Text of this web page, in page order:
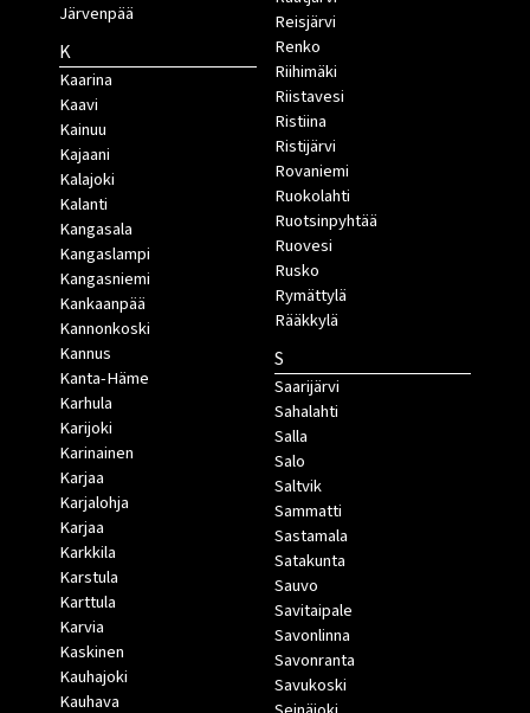
Järvenpää
K
Kaarina
Kaavi
Kainuu
Kajaani
Kalajoki
Kalanti
Kangasala
Kangaslampi
Kangasniemi
Kankaanpää
Kannonkoski
Kannus
Kanta-Häme
Karhula
Karijoki
Karinainen
Karjaa
Karjalohja
Karjaa
Karkkila
Karstula
Karttula
Karvia
Kaskinen
Kauhajoki
Kauhava
Reisjärvi
Renko
Riihimäki
Riistavesi
Ristiina
Ristijärvi
Rovaniemi
Ruokolahti
Ruotsinpyhtää
Ruovesi
Rusko
Rymättylä
Rääkkylä
S
Saarijärvi
Sahalahti
Salla
Salo
Saltvik
Sammatti
Sastamala
Satakunta
Sauvo
Savitaipale
Savonlinna
Savonranta
Savukoski